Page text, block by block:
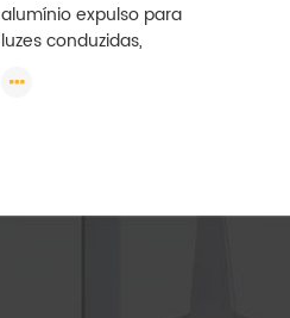
Argélia
alumínio expulso para
luzes conduzidas,
de alumínio, extrusões